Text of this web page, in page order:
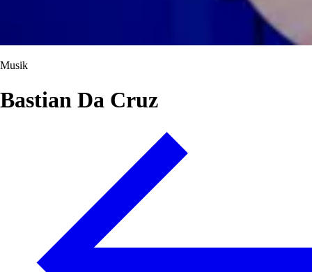
Musik
Bastian Da Cruz